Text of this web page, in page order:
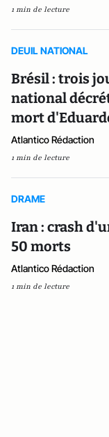
1 min de lecture
DEUIL NATIONAL
Brésil : trois
national
mort
Atlantico Rédaction
1 min de lecture
DRAME
Iran : crash
50 morts
Atlantico Rédaction
1 min de lecture